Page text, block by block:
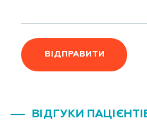
ВІДПРАВИТИ
ВІДГУКИ